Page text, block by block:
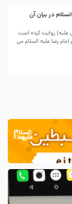
در بیان آن
علیه) روایت کرده است
رضا علیه السلام می